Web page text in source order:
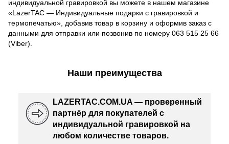
индивидуальной гравировкой вы можете в нашем магазине
«LazerTAC — Индивидуальные подарки с гравировкой и
термопечатью», добавив товар в корзину и оформив заказ с
данными для отправки или позвонив по номеру 063 515 25 66
(Viber).
Наши преимущества
LAZERTAC.COM.UA — проверенный
партнёр для покупателей с
индивидуальной гравировкой на
любом количестве товаров.